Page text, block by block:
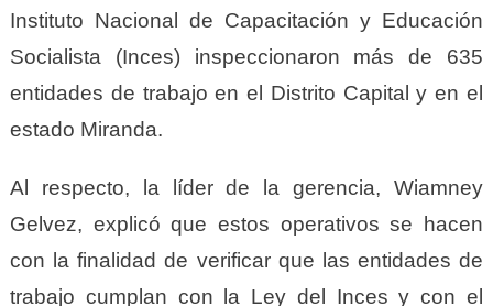
Instituto Nacional de Capacitación y Educación
Socialista (Inces) inspeccionaron más de 635
entidades de trabajo en el Distrito Capital y en el
estado Miranda.
Al respecto, la líder de la gerencia, Wiamney
Gelvez, explicó que estos operativos se hacen
con la finalidad de verificar que las entidades de
trabajo cumplan con la Ley del Inces y con el